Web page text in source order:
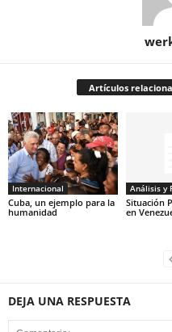
Artículos
Internacional
Cuba, un ejemplo para la
humanidad
Análisis y
Situación
en
DEJA UNA RESPUESTA